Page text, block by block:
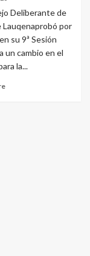
Deliberante de
Lauqenaprobó por
su 9ª Sesión
un cambio en el
la...